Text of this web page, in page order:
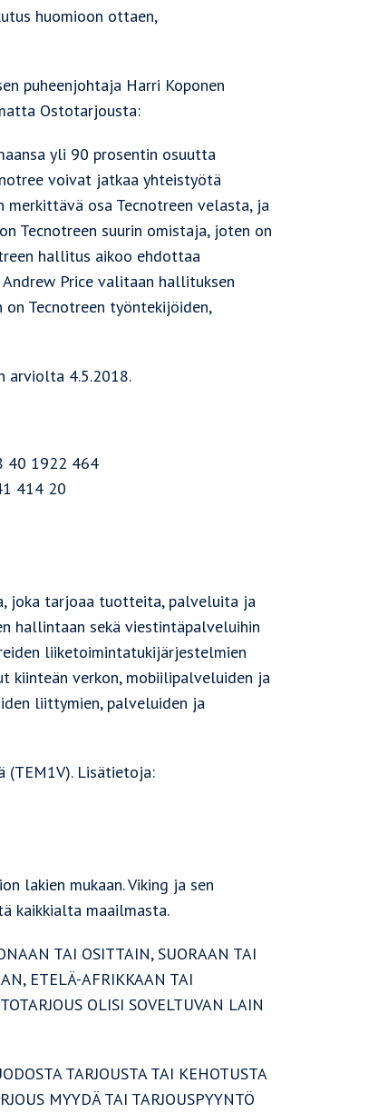
huomioon ottaen,
puheenjohtaja Harri Koponen
Ostotarjousta:
yli 90 prosentin osuutta
voivat jatkaa yhteistyötä
osa Tecnotreen velasta, ja
Tecnotreen suurin omistaja, joten on
hallitus aikoo ehdottaa
Price valitaan hallituksen
on Tecnotreen työntekijöiden,
arviolta 4.5.2018.
40 1922 464
414 20
joka tarjoaa tuotteita, palveluita ja
hallintaan sekä viestintäpalveluihin
liiketoimintatukijärjestelmien
kiinteän verkon, mobiilipalveluiden ja
liittymien, palveluiden ja
(TEM1V). Lisätietoja:
lakien mukaan. Viking ja sen
kaikkialta maailmasta.
TAI OSITTAIN, SUORAAN TAI
ETELÄ-AFRIKKAAN TAI
OLISI SOVELTUVAN LAIN
TARJOUSTA TAI KEHOTUSTA
MYYDÄ TAI TARJOUSPYYNTÖ